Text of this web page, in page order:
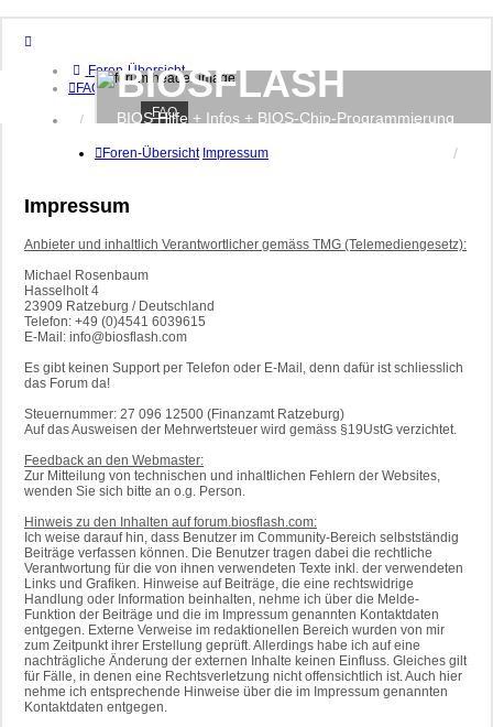
Foren-Übersicht
FAQ
Anmelden
BIOSFLASH
BIOS Hilfe + Infos + BIOS-Chip-Programmierung
FAQ
Foren-Übersicht Impressum
Impressum
Anbieter und inhaltlich Verantwortlicher gemäss TMG (Telemediengesetz):
Michael Rosenbaum
Hasselholt 4
23909 Ratzeburg / Deutschland
Telefon: +49 (0)4541 6039615
E-Mail: info@biosflash.com
Es gibt keinen Support per Telefon oder E-Mail, denn dafür ist schliesslich
das Forum da!
Steuernummer: 27 096 12500 (Finanzamt Ratzeburg)
Auf das Ausweisen der Mehrwertsteuer wird gemäss §19UstG verzichtet.
Feedback an den Webmaster:
Zur Mitteilung von technischen und inhaltlichen Fehlern der Websites,
wenden Sie sich bitte an o.g. Person.
Hinweis zu den Inhalten auf forum.biosflash.com:
Ich weise darauf hin, dass Benutzer im Community-Bereich selbstständig
Beiträge verfassen können. Die Benutzer tragen dabei die rechtliche
Verantwortung für die von ihnen verwendeten Texte inkl. der verwendeten
Links und Grafiken. Hinweise auf Beiträge, die eine rechtswidrige
Handlung oder Information beinhalten, nehme ich über die Melde-
Funktion der Beiträge und die im Impressum genannten Kontaktdaten
entgegen. Externe Verweise im redaktionellen Bereich wurden von mir
zum Zeitpunkt ihrer Erstellung geprüft. Allerdings habe ich auf eine
nachträgliche Änderung der externen Inhalte keinen Einfluss. Gleiches gilt
für Fälle, in denen eine Rechtsverletzung nicht offensichtlich ist. Auch hier
nehme ich entsprechende Hinweise über die im Impressum genannten
Kontaktdaten entgegen.